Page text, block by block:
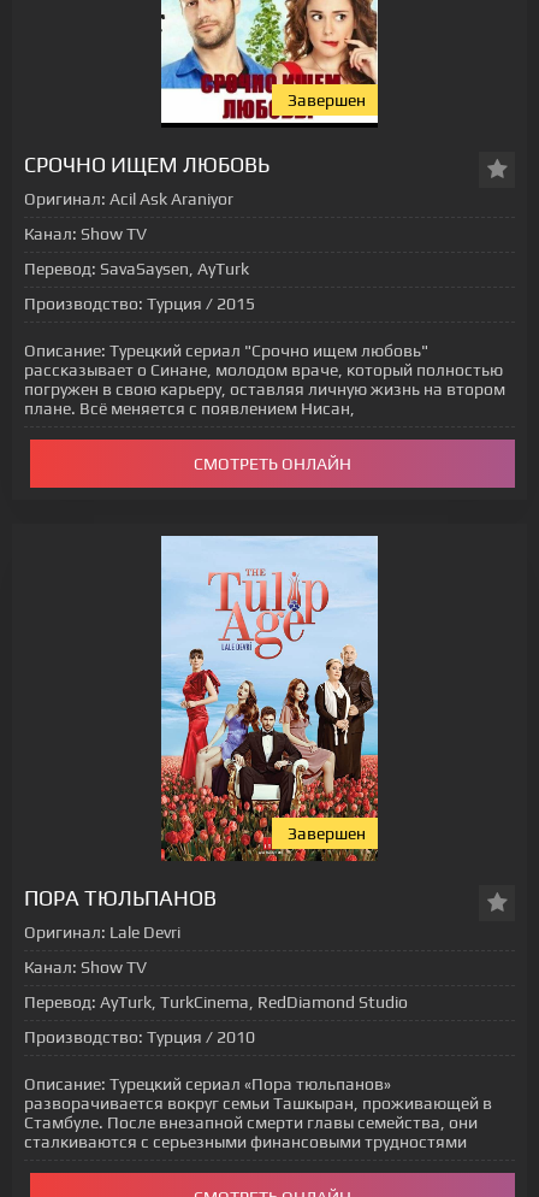
Завершен
СРОЧНО ИЩЕМ ЛЮБОВЬ
Оригинал: Acil Ask Araniyor
Канал: Show TV
Перевод: SavaSaysen, AyTurk
Производство: Турция / 2015
Описание: Турецкий сериал "Срочно ищем любовь"
рассказывает о Синане, молодом враче, который полностью
погружен в свою карьеру, оставляя личную жизнь на втором
плане. Всё меняется с появлением Нисан,
СМОТРЕТЬ ОНЛАЙН
Завершен
ПОРА ТЮЛЬПАНОВ
Оригинал: Lale Devri
Канал: Show TV
Перевод: AyTurk, TurkCinema, RedDiamond Studio
Производство: Турция / 2010
Описание: Турецкий сериал «Пора тюльпанов»
разворачивается вокруг семьи Ташкыран, проживающей в
Стамбуле. После внезапной смерти главы семейства, они
сталкиваются с серьезными финансовыми трудностями